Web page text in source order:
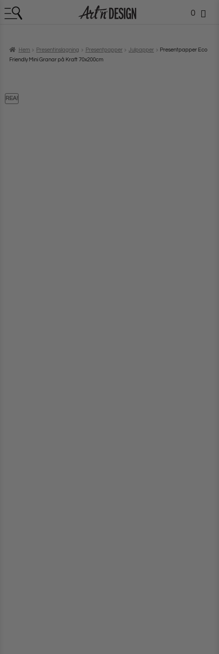
0
Hem Presentinslagning Presentpapper Julpapper
Presentpapper Eco
Friendly Mini Granar på Kraft 70x200cm
REA!